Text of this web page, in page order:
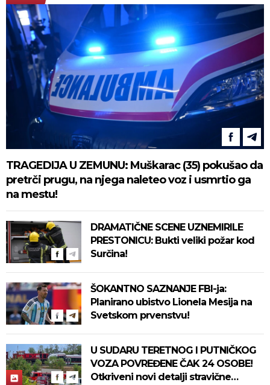
TRAGEDIJA U ZEMUNU: Muškarac (35) pokušao da
pretrči prugu, na njega naleteo voz i usmrtio ga
na mestu!
DRAMATIČNE SCENE UZNEMIRILE
PRESTONICU: Bukti veliki požar kod
Surčina!
ŠOKANTNO SAZNANJE FBI-ja:
Planirano ubistvo Lionela Mesija na
Svetskom prvenstvu!
U SUDARU TERETNOG I PUTNIČKOG
VOZA POVREĐENE ČAK 24 OSOBE!
Otkriveni novi detalji stravične